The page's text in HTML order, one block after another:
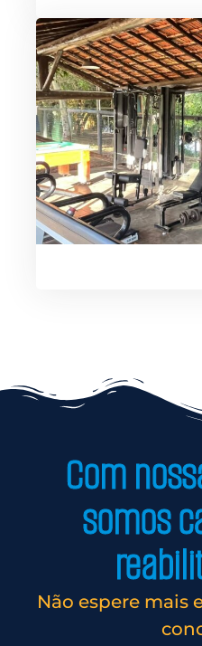
Com
somos
Não espere mais